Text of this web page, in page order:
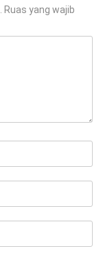
Ruas yang wajib